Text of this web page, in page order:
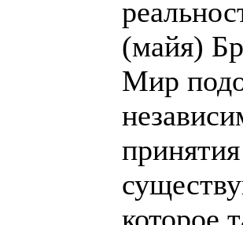
(майя)
Мир